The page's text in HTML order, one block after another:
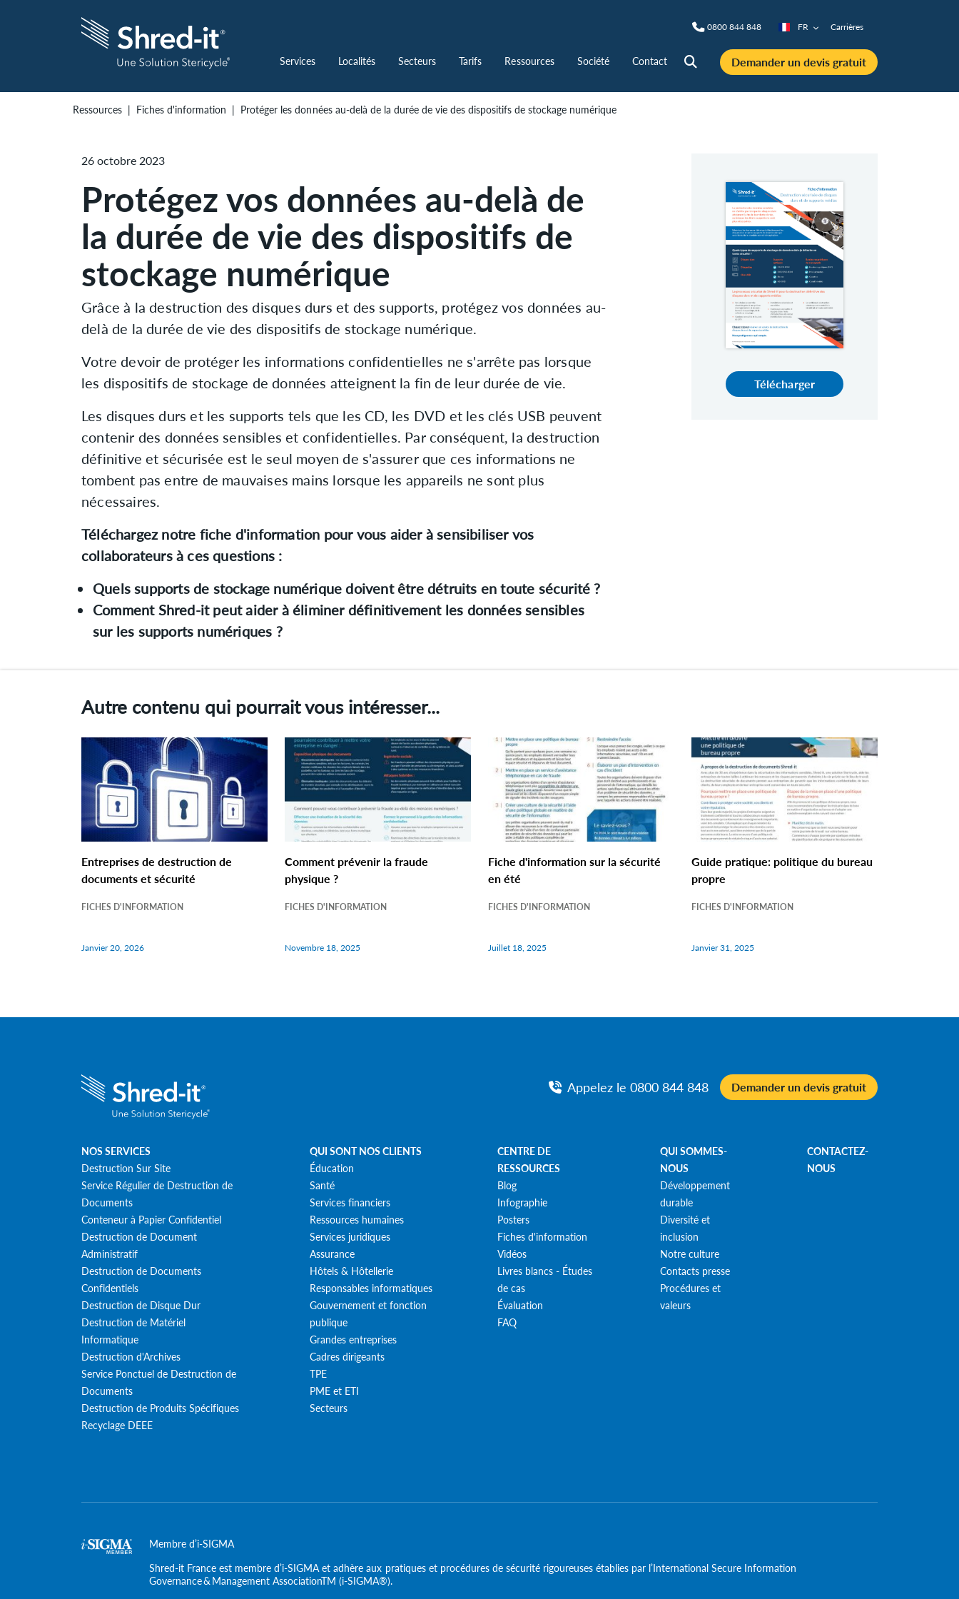
0800 844 848 FR Carrières
Services Localités Secteurs Tarifs Ressources Société Contact Demander un devis gratuit
Ressources Fiches d'information Protéger les données au-delà de la durée de vie des dispositifs de stockage numérique
26 octobre 2023
Protégez vos données au-delà de
la durée de vie des dispositifs de
stockage numérique
Grâce à la destruction des disques durs et des supports, protégez vos données au-
delà de la durée de vie des dispositifs de stockage numérique.
Votre devoir de protéger les informations confidentielles ne s'arrête pas lorsque
les dispositifs de stockage de données atteignent la fin de leur durée de vie.
Les disques durs et les supports tels que les CD, les DVD et les clés USB peuvent
contenir des données sensibles et confidentielles. Par conséquent, la destruction
définitive et sécurisée est le seul moyen de s'assurer que ces informations ne
tombent pas entre de mauvaises mains lorsque les appareils ne sont plus
nécessaires.
Téléchargez notre fiche d'information pour vous aider à sensibiliser vos
collaborateurs à ces questions :
Quels supports de stockage numérique doivent être détruits en toute sécurité ?
Comment Shred-it peut aider à éliminer définitivement les données sensibles
sur les supports numériques ?
Télécharger
Autre contenu qui pourrait vous intéresser...
Entreprises de destruction de
documents et sécurité
FICHES D'INFORMATION
Janvier 20, 2026
Comment prévenir la fraude
physique ?
FICHES D'INFORMATION
Novembre 18, 2025
Fiche d'information sur la sécurité
en été
FICHES D'INFORMATION
Juillet 18, 2025
Guide pratique: politique du bureau
propre
FICHES D'INFORMATION
Janvier 31, 2025
Appelez le 0800 844 848
NOS SERVICES
Destruction Sur Site
Service Régulier de Destruction de
Documents
Conteneur à Papier Confidentiel
Destruction de Document
Administratif
Destruction de Documents
Confidentiels
Destruction de Disque Dur
Destruction de Matériel
Informatique
Destruction d'Archives
Service Ponctuel de Destruction de
Documents
Destruction de Produits Spécifiques
Recyclage DEEE
QUI SONT NOS CLIENTS
Éducation
Santé
Services financiers
Ressources humaines
Services juridiques
Assurance
Hôtels & Hôtellerie
Responsables informatiques
Gouvernement et fonction
publique
Grandes entreprises
Cadres dirigeants
TPE
PME et ETI
Secteurs
CENTRE DE
RESSOURCES
Blog
Infographie
Posters
Fiches d'information
Vidéos
Livres blancs - Études
de cas
Évaluation
FAQ
QUI SOMMES-
NOUS
Développement
durable
Diversité et
inclusion
Notre culture
Contacts presse
Procédures et
valeurs
CONTACTEZ-
NOUS
Demander un devis gratuit
Membre d’i-SIGMA
Shred-it France est membre d’i-SIGMA et adhère aux pratiques et procédures de sécurité rigoureuses établies par l’International Secure Information
Governance & Management AssociationTM (i-SIGMA®).